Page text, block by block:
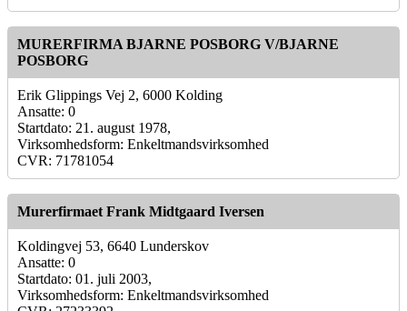
MURERFIRMA BJARNE POSBORG V/BJARNE
POSBORG
Erik Glippings Vej 2, 6000 Kolding
Ansatte: 0
Startdato: 21. august 1978,
Virksomhedsform: Enkeltmandsvirksomhed
CVR: 71781054
Murerfirmaet Frank Midtgaard Iversen
Koldingvej 53, 6640 Lunderskov
Ansatte: 0
Startdato: 01. juli 2003,
Virksomhedsform: Enkeltmandsvirksomhed